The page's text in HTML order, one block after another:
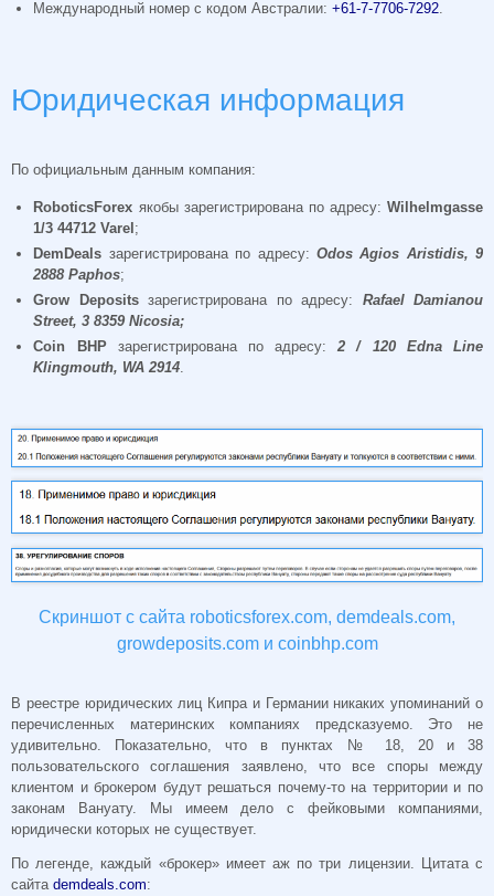
Международный номер с кодом Австралии:+61-7-7706-7292
Юридическая информация
По официальным данным компания:
RoboticsForex якобы зарегистрирована по адресу:Wilhelmgasse
1/3 44712Varel ;
DemDeals зарегистрирована по адресу: OdosAgios Aristidis, 9
2888Paphos;
Grow
Depositsзарегистрирована по адресу: RafaelDamianou
Street, 3 8359Nicosia;
Coin BHPзарегистрирована по адресу:2 / 120 EdnaLine
Klingmouth, WA 2914
Скриншот с сайта roboticsforex.com, demdeals.com,
growdeposits.com и coinbhp.com
В реестре юридических лиц Кипра и Германии никаких упоминаний о
перечисленных материнских компаниях предсказуемо. Это не
удивительно. Показательно, что в пунктах № 18, 20 и 38
пользовательского соглашения заявлено, что все споры между
клиентом и брокером будут решаться почему-то на территории и по
законам Вануату. Мы имеем дело с фейковыми компаниями,
юридически которых не существует.
По легенде, каждый «брокер» имеет аж по три лицензии. Цитата с
сайта demdeals.com: